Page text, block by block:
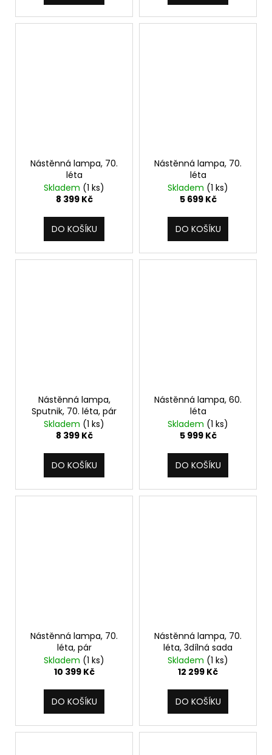
Nástěnná lampa, 70.
léta
Skladem (1 ks)
8 399 Kč
DO KOŠÍKU
Nástěnná lampa, 70.
léta
Skladem (1 ks)
5 699 Kč
DO KOŠÍKU
Nástěnná lampa,
Sputnik, 70. léta, pár
Skladem (1 ks)
8 399 Kč
DO KOŠÍKU
Nástěnná lampa, 60.
léta
Skladem (1 ks)
5 999 Kč
DO KOŠÍKU
Nástěnná lampa, 70.
léta, pár
Skladem (1 ks)
10 399 Kč
DO KOŠÍKU
Nástěnná lampa, 70.
léta, 3dílná sada
Skladem (1 ks)
12 299 Kč
DO KOŠÍKU